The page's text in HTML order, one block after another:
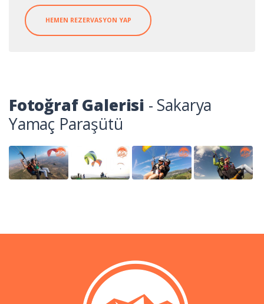
HEMEN REZERVASYON YAP
Fotoğraf Galerisi - Sakarya
Yamaç Paraşütü